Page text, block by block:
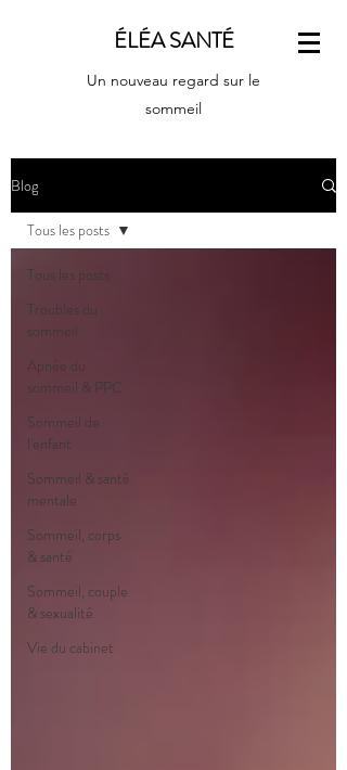
ÉLÉA SANTÉ
Un nouveau regard sur le
sommeil
Blog
Tous les posts
Troubles du
sommeil
Apnée du
sommeil & PPC
Sommeil de
l'enfant
Sommeil & santé
mentale
Sommeil, corps
& santé
Sommeil, couple
& sexualité
Vie du cabinet
Tous les posts